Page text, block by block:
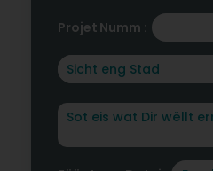
Projet Numm :